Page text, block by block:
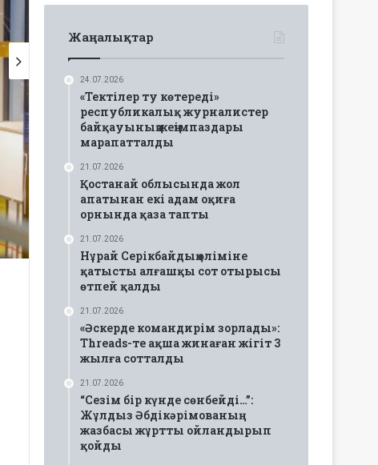
Жаңалықтар
24.07.2026
«Тектілер ту көтереді»
республикалық журналистер
байқауының жеңімпаздары
марапатталды
21.07.2026
Қостанай облысында жол
апатынан екі адам оқиға
орнында қаза тапты
21.07.2026
Нұрай Серікбайдың өліміне
қатысты алғашқы сот отырысы
өтпей қалды
21.07.2026
«Әскерде командирім зорлады»:
Threads-те ақша жинаған жігіт 3
жылға сотталды
21.07.2026
“Сезім бір күнде сөнбейді…”:
Жұлдыз Әбдікәрімованың
жазбасы жұртты ойландырып
қойды